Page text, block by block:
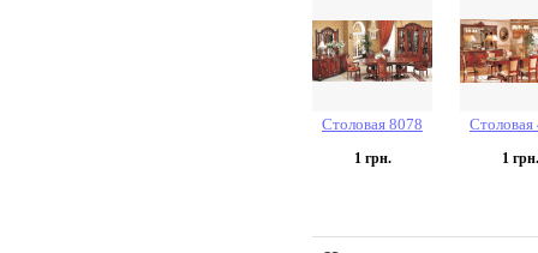
Столовая 8078
1грн.
Столовая
1грн.